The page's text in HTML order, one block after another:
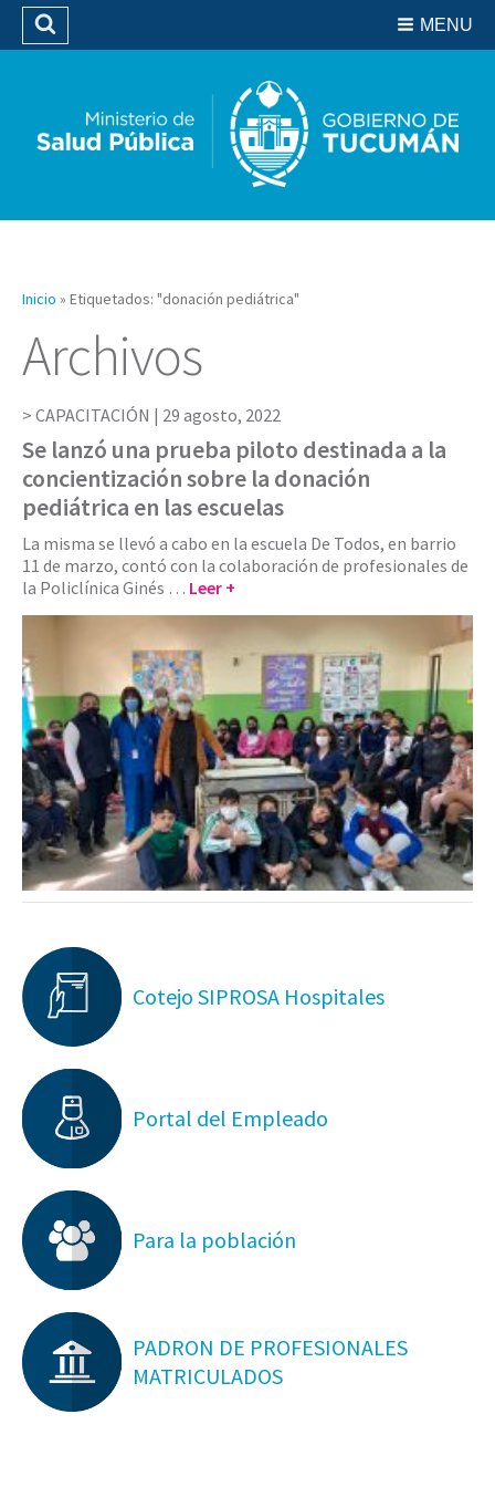
Biblioteca
MENU
Buscar
Inicio » Etiquetados: "donación pediátrica"
Archivos
CAPACITACIÓN | 29 agosto, 2022
Se lanzó una prueba piloto destinada a la
concientización sobre la donación
pediátrica en las escuelas
La misma se llevó a cabo en la escuela De Todos, en barrio
11 de marzo, contó con la colaboración de profesionales de
la Policlínica Ginés … Leer +
Cotejo SIPROSA Hospitales
Portal del Empleado
Para la población
PADRON DE PROFESIONALES
MATRICULADOS